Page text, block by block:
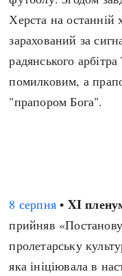
Херста на останній
зарахований за
радянського
помилковим, а
"прапором Бога".
8 серпня • XI
прийняв
пролетарську
яка ініціювала в